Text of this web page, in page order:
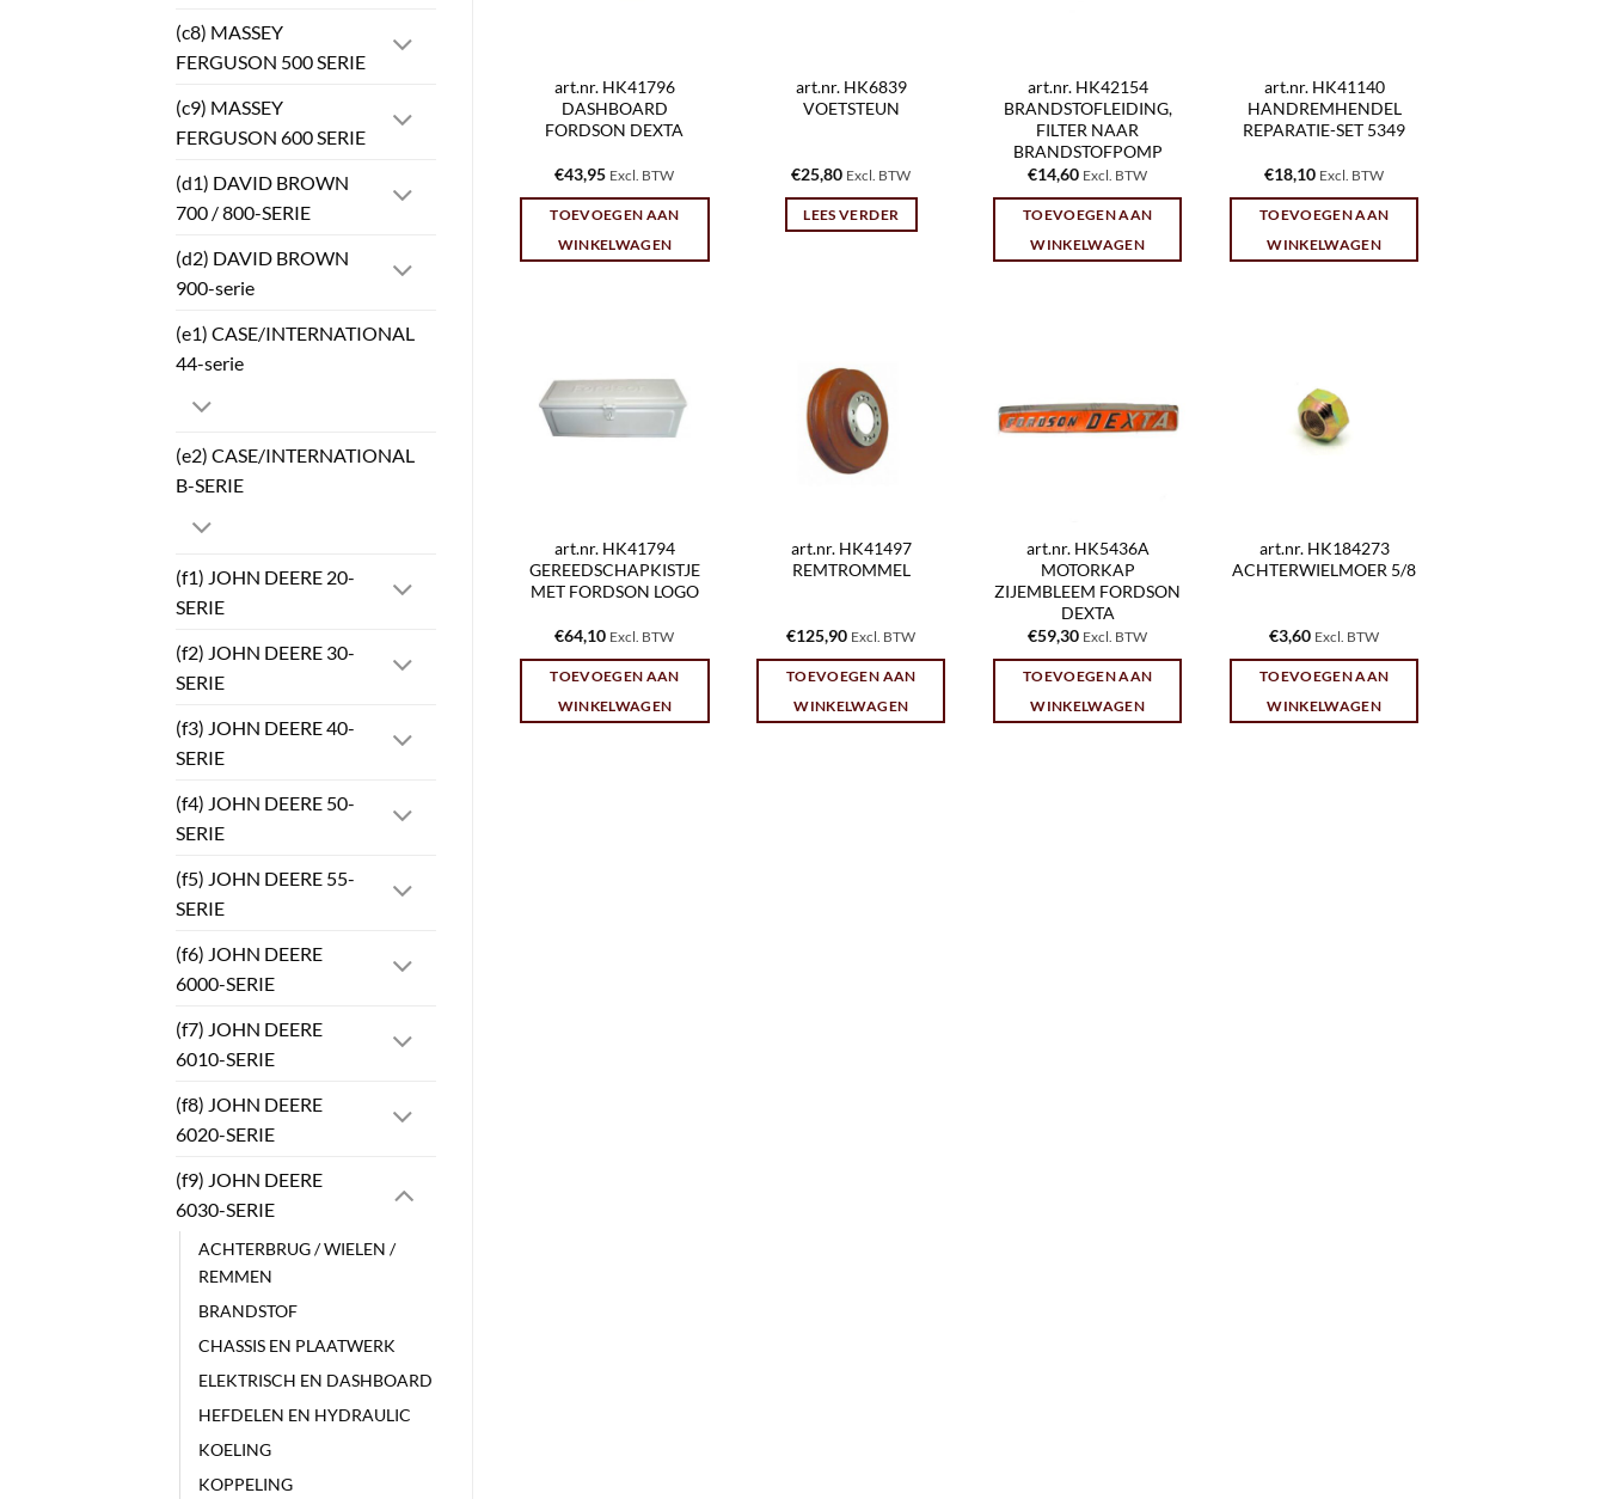
(c8) MASSEY
FERGUSON 500 SERIE
(c9) MASSEY
FERGUSON 600 SERIE
(d1) DAVID BROWN
700 / 800-SERIE
(d2) DAVID BROWN
900-serie
(e1) CASE/INTERNATIONAL
44-serie
(e2) CASE/INTERNATIONAL
B-SERIE
(f1) JOHN DEERE 20-
SERIE
(f2) JOHN DEERE 30-
SERIE
(f3) JOHN DEERE 40-
SERIE
(f4) JOHN DEERE 50-
SERIE
(f5) JOHN DEERE 55-
SERIE
(f6) JOHN DEERE
6000-SERIE
(f7) JOHN DEERE
6010-SERIE
(f8) JOHN DEERE
6020-SERIE
(f9) JOHN DEERE
6030-SERIE
ACHTERBRUG / WIELEN /
REMMEN
BRANDSTOF
CHASSIS EN PLAATWERK
ELEKTRISCH EN DASHBOARD
HEFDELEN EN HYDRAULIC
KOELING
KOPPELING
art.nr. HK41796
DASHBOARD
FORDSON DEXTA
€43,95 Excl. BTW
TOEVOEGEN AAN
WINKELWAGEN
art.nr. HK6839
VOETSTEUN
€25,80 Excl. BTW
LEES VERDER
art.nr. HK42154
BRANDSTOFLEIDING,
FILTER NAAR
BRANDSTOFPOMP
€14,60 Excl. BTW
TOEVOEGEN AAN
WINKELWAGEN
art.nr. HK41140
HANDREMHENDEL
REPARATIE-SET 5349
€18,10 Excl. BTW
TOEVOEGEN AAN
WINKELWAGEN
art.nr. HK41794
GEREEDSCHAPKISTJE
MET FORDSON LOGO
€64,10 Excl. BTW
TOEVOEGEN AAN
WINKELWAGEN
art.nr. HK41497
REMTROMMEL
€125,90 Excl. BTW
TOEVOEGEN AAN
WINKELWAGEN
art.nr. HK5436A
MOTORKAP
ZIJEMBLEEM FORDSON
DEXTA
€59,30 Excl. BTW
TOEVOEGEN AAN
WINKELWAGEN
art.nr. HK184273
ACHTERWIELMOER 5/8
€3,60 Excl. BTW
TOEVOEGEN AAN
WINKELWAGEN